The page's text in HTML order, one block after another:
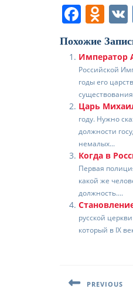
F
c
e
b
o
o
k
O
d
n
o
kl
a
ss
ni
ki
Похожие
Император
Российской
годы его
Царь
году. Нужно
должности
немалых...
Когда в
Первая
какой же
должность....
русской
который в IX
по
PREVIOUS